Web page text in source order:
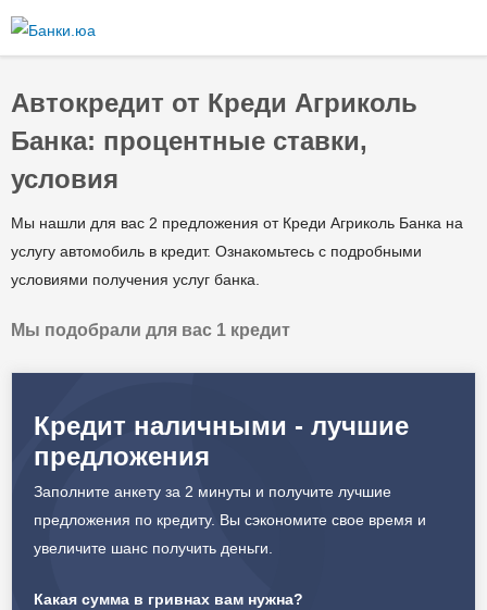
содержанию
Автокредит от Креди Агриколь
Банка: процентные ставки,
условия
Мы нашли для вас 2 предложения от Креди Агриколь Банка на
услугу автомобиль в кредит. Ознакомьтесь с подробными
условиями получения услуг банка.
Мы подобрали для вас 1 кредит
Кредит наличными - лучшие
предложения
Заполните анкету за 2 минуты и получите лучшие
предложения по кредиту. Вы сэкономите свое время и
увеличите шанс получить деньги.
Какая сумма в гривнах вам нужна?